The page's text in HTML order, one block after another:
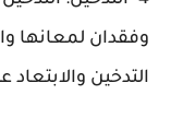
وفقدان لمعانها
التدخين والابتعاد